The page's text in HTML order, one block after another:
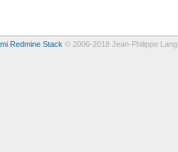
Redmine Stack © 2006-2018 Jean-Philippe Lang